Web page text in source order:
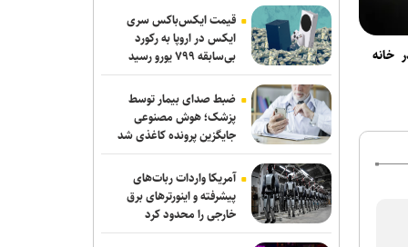
خانه
کشور پس از اتمام جنگ آغاز می‌شود
ضرورت نفوذ فناوری دانشگاهی در زنجیره
ارزش و عبور از کشاورزی سنتی/ ۸۵ درصد
اراضی کشاورزی ایران خُرد اداره می‌شود
قیمت ایکس‌باکس سری
ایکس در اروپا به رکورد
بی‌سابقه ۷۹۹ یورو رسید
ضبط صدای بیمار توسط
پزشک؛ هوش مصنوعی
جایگزین پرونده کاغذی شد
آمریکا واردات ربات‌های
پیشرفته و اینورترهای برق
خارجی را محدود کرد